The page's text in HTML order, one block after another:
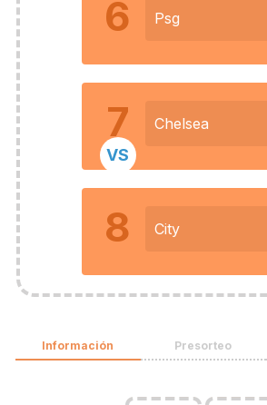
6 Psg
7 Chelsea
VS
8 City
Información Presorteo